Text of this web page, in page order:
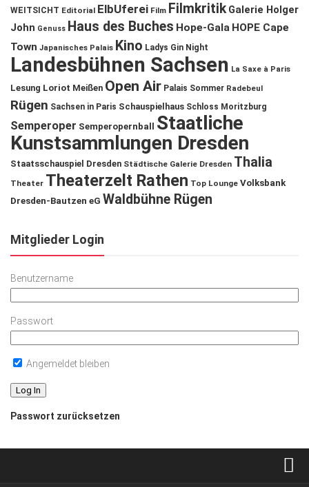
WEITSICHT Editorial ElbUferei Film Filmkritik Galerie Holger
John Genuss Haus des Buches Hope-Gala HOPE Cape
Town Japanisches Palais Kino Ladys Gin Night
Landesbühnen Sachsen La Saxe à Paris
Lesung Loriot Meißen Open Air Palais Sommer Radebeul
Rügen Sachsen in Paris Schauspielhaus Schloss Moritzburg
Semperoper Semperopernball
Staatliche
Kunstsammlungen Dresden
Staatsschauspiel Dresden Städtische Galerie Dresden Thalia
Theater Theaterzelt Rathen Top Lounge Volksbank
Dresden-Bautzen eG Waldbühne Rügen
Mitglieder Login
Benutzername
Passwort
Angemeldet bleiben
Passwort zurücksetzen